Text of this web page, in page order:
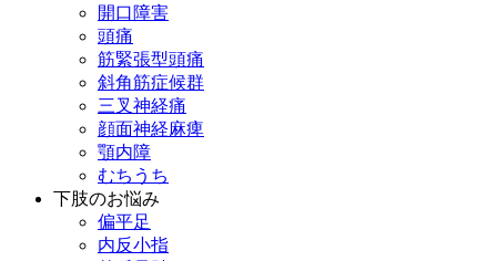
開口障害
頭痛
筋緊張型頭痛
斜角筋症候群
三叉神経痛
顔面神経麻痺
顎内障
むちうち
下肢のお悩み
偏平足
内反小指